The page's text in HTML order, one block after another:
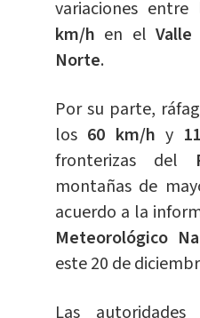
variaciones entre
km/h en el
Norte.
Por su parte,
los 60 km/h y
fronterizas del
montañas de
acuerdo a la
Meteorológico
este 20 de
Las